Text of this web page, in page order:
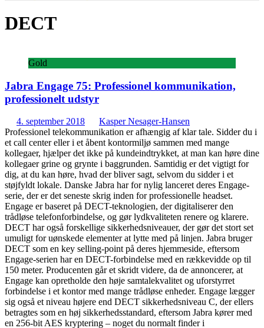
DECT
Gold
Jabra Engage 75: Professionel kommunikation,
professionelt udstyr
4. september 2018
Kasper Nesager-Hansen
Professionel telekommunikation er afhængig af klar tale. Sidder du i
et call center eller i et åbent kontormiljø sammen med mange
kollegaer, hjælper det ikke på kundeindtrykket, at man kan høre dine
kollegaer grine og grynte i baggrunden. Samtidig er det vigtigt for
dig, at du kan høre, hvad der bliver sagt, selvom du sidder i et
støjfyldt lokale. Danske Jabra har for nylig lanceret deres Engage-
serie, der er det seneste skrig inden for professionelle headset.
Engage er baseret på DECT-teknologien, der digitaliserer den
trådløse telefonforbindelse, og gør lydkvaliteten renere og klarere.
DECT har også forskellige sikkerhedsniveauer, der gør det stort set
umuligt for uønskede elementer at lytte med på linjen. Jabra bruger
DECT som en key selling-point på deres hjemmeside, eftersom
Engage-serien har en DECT-forbindelse med en rækkevidde op til
150 meter. Producenten går et skridt videre, da de annoncerer, at
Engage kan opretholde den høje samtalekvalitet og uforstyrret
forbindelse i et kontor med mange trådløse enheder. Engage lægger
sig også et niveau højere end DECT sikkerhedsniveau C, der ellers
betragtes som en høj sikkerhedsstandard, eftersom Jabra kører med
en 256-bit AES kryptering – noget du normalt finder i